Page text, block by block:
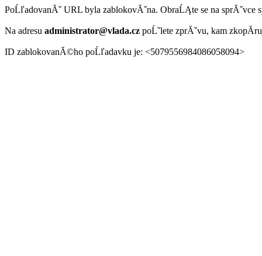
PoĹľadovanĂˇ URL byla zablokovĂˇna. ObraĹĄte se na sprĂˇvce
Na adresu administrator@vlada.cz poĹˇlete zprĂˇvu, kam
ID zablokovanĂ©ho poĹľadavku je: <5079556984086058094>